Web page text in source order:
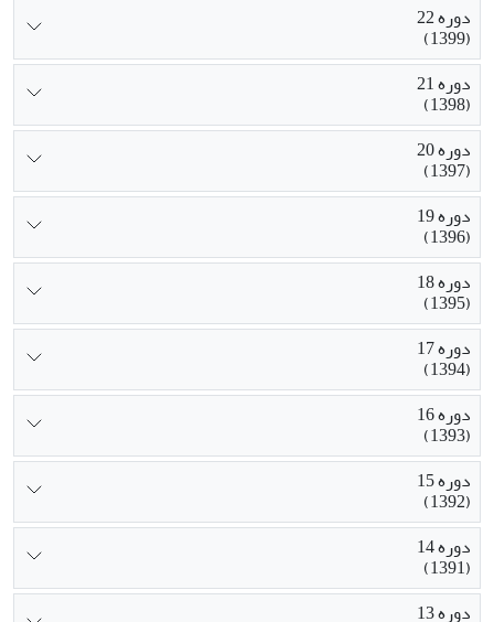
دوره 22
(1399)
دوره 21
(1398)
دوره 20
(1397)
دوره 19
(1396)
دوره 18
(1395)
دوره 17
(1394)
دوره 16
(1393)
دوره 15
(1392)
دوره 14
(1391)
دوره 13